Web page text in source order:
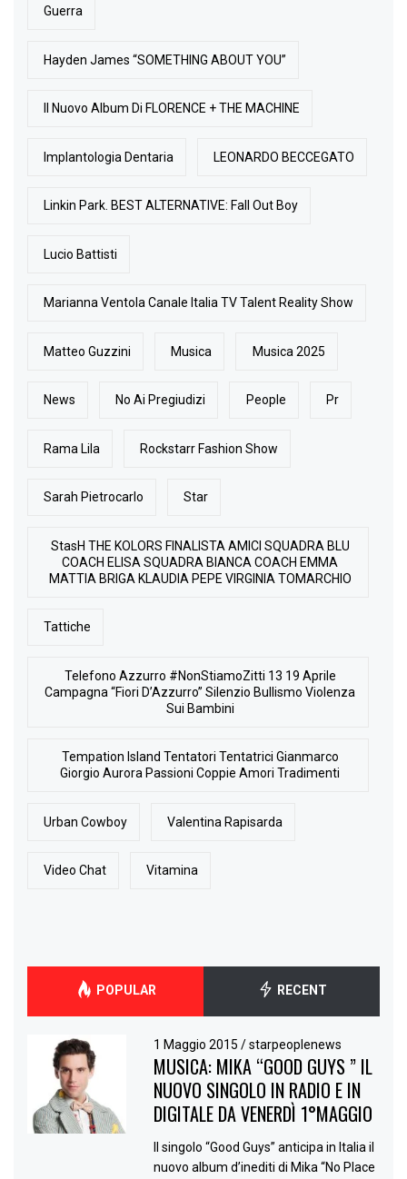
Guerra
Hayden James “SOMETHING ABOUT YOU”
Il Nuovo Album Di FLORENCE + THE MACHINE
Implantologia Dentaria LEONARDO BECCEGATO
Linkin Park. BEST ALTERNATIVE: Fall Out Boy
Lucio Battisti
Marianna Ventola Canale Italia TV Talent Reality Show
Matteo Guzzini Musica Musica 2025
News No Ai Pregiudizi People Pr
Rama Lila Rockstarr Fashion Show
Sarah Pietrocarlo Star
StasH THE KOLORS FINALISTA AMICI SQUADRA BLU
COACH ELISA SQUADRA BIANCA COACH EMMA
MATTIA BRIGA KLAUDIA PEPE VIRGINIA TOMARCHIO
Tattiche
Telefono Azzurro #NonStiamoZitti 13 19 Aprile
Campagna “Fiori D’Azzurro” Silenzio Bullismo Violenza
Sui Bambini
Tempation Island Tentatori Tentatrici Gianmarco
Giorgio Aurora Passioni Coppie Amori Tradimenti
Urban Cowboy Valentina Rapisarda
Video Chat Vitamina
POPULAR RECENT
1 Maggio 2015/ starpeoplenews
MUSICA: MIKA “GOOD GUYS ” IL
NUOVO SINGOLO IN RADIO E IN
DIGITALE DA VENERDÌ 1°MAGGIO
Il singolo “Good Guys” anticipa in Italia il
nuovo album d’inediti di Mika “No Place